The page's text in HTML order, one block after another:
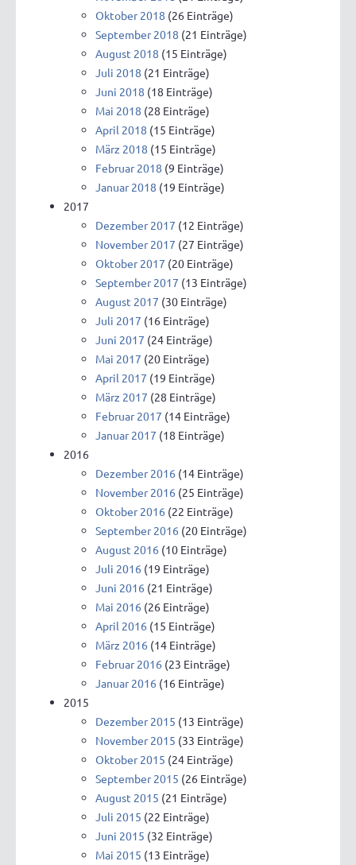
Oktober 2018 (26 Einträge)
September 2018 (21 Einträge)
August 2018 (15 Einträge)
Juli 2018 (21 Einträge)
Juni 2018 (18 Einträge)
Mai 2018 (28 Einträge)
April 2018 (15 Einträge)
März 2018 (15 Einträge)
Februar 2018 (9 Einträge)
Januar 2018 (19 Einträge)
2017
Dezember 2017 (12 Einträge)
November 2017 (27 Einträge)
Oktober 2017 (20 Einträge)
September 2017 (13 Einträge)
August 2017 (30 Einträge)
Juli 2017 (16 Einträge)
Juni 2017 (24 Einträge)
Mai 2017 (20 Einträge)
April 2017 (19 Einträge)
März 2017 (28 Einträge)
Februar 2017 (14 Einträge)
Januar 2017 (18 Einträge)
2016
Dezember 2016 (14 Einträge)
November 2016 (25 Einträge)
Oktober 2016 (22 Einträge)
September 2016 (20 Einträge)
August 2016 (10 Einträge)
Juli 2016 (19 Einträge)
Juni 2016 (21 Einträge)
Mai 2016 (26 Einträge)
April 2016 (15 Einträge)
März 2016 (14 Einträge)
Februar 2016 (23 Einträge)
Januar 2016 (16 Einträge)
2015
Dezember 2015 (13 Einträge)
November 2015 (33 Einträge)
Oktober 2015 (24 Einträge)
September 2015 (26 Einträge)
August 2015 (21 Einträge)
Juli 2015 (22 Einträge)
Juni 2015 (32 Einträge)
Mai 2015 (13 Einträge)